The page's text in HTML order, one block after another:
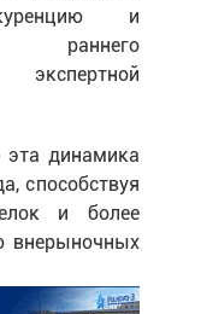
и
раннего
эта динамика
способствуя
и более
внерыночных